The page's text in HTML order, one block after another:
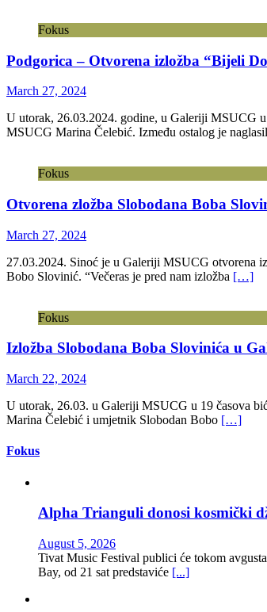
Fokus
Podgorica – Otvorena izložba “Bijeli
March 27, 2024
U utorak, 26.03.2024. godine, u Galeriji MSUCG
MSUCG Marina Čelebić. Između ostalog je
Fokus
Otvorena zložba Slobodana Boba
March 27, 2024
27.03.2024. Sinoć je u Galeriji MSUCG otvorena
Bobo Slovinić. “Večeras je pred nam izložba […]
Fokus
Izložba Slobodana Boba Slovinića u
March 22, 2024
U utorak, 26.03. u Galeriji MSUCG u 19 časova
Marina Čelebić i umjetnik Slobodan Bobo […]
Fokus
Alpha Trianguli donosi kosmički
August 5, 2026
Tivat Music Festival publici će tokom
Bay, od 21 sat predstaviće [...]